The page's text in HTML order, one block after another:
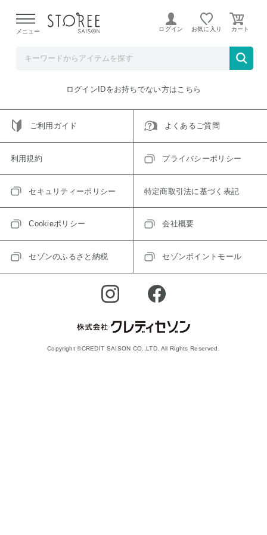
よる配送遅延が発生しております。
メニュー ログイン お気に入り
ご指定のアイテムは取り扱い終了、またはただいま取り扱い
トップへ戻る
ログインIDをお持ちでない方はこちら
ご利用ガイド よくあるご質問
利用規約 プライバシーポリシー
セキュリティーポリシー 特定商取引法に基づく表記
Cookieポリシー 会社概要
セゾンのふるさと納税 セゾンポイントモール
Copyright ©CREDIT SAISON CO.,LTD. All Rights Reserved.